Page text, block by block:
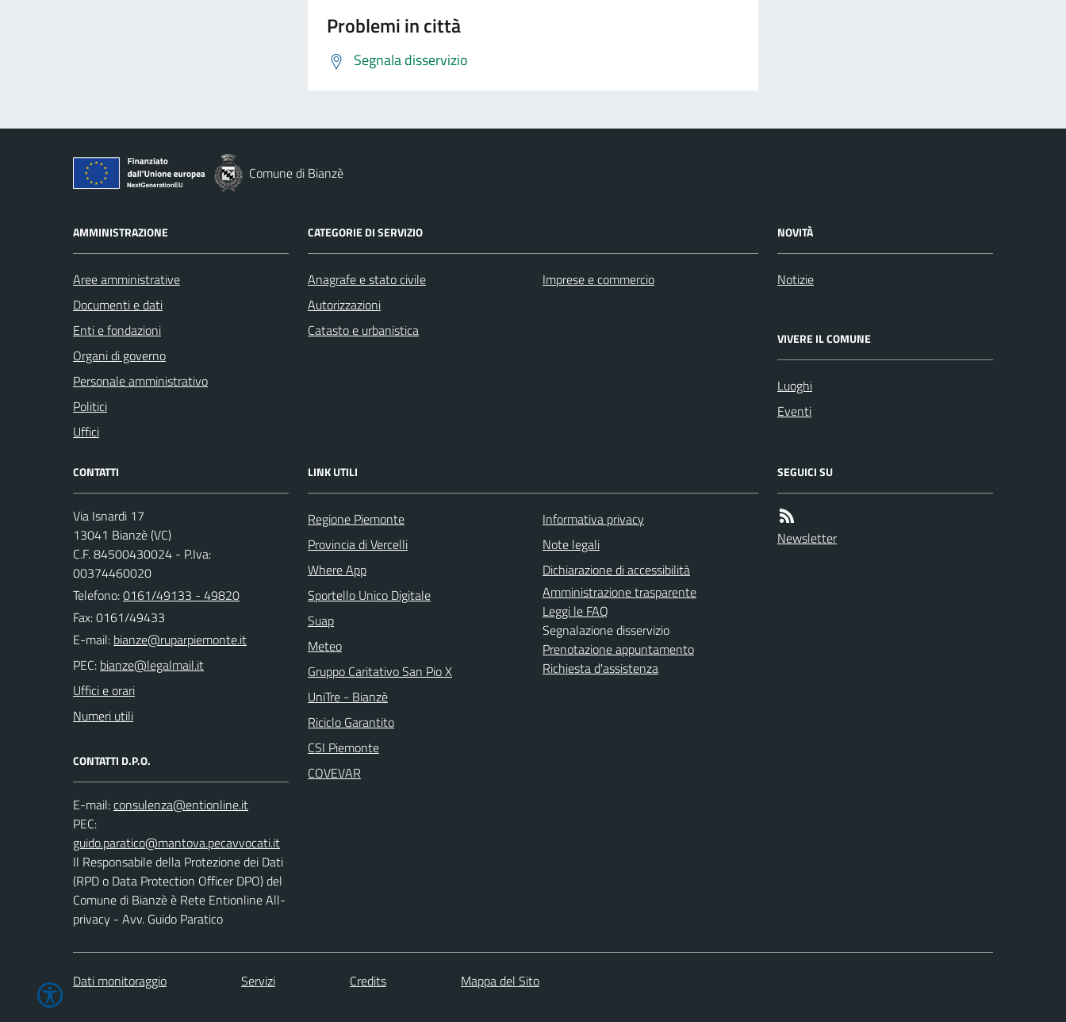
Problemi in città
Segnala disservizio
Comune di Bianzè
AMMINISTRAZIONE
Aree amministrative
Documenti e dati
Enti e fondazioni
Organi di governo
Personale amministrativo
Politici
Uffici
CATEGORIE DI SERVIZIO
Anagrafe e stato civile
Autorizzazioni
Catasto e urbanistica
Imprese e commercio
NOVITÀ
Notizie
VIVERE IL COMUNE
Luoghi
Eventi
CONTATTI
Via Isnardi 17
13041 Bianzè (VC)
C.F. 84500430024 - P.Iva:
00374460020
Telefono:0161/49133 - 49820
Fax: 0161/49433
E-mail:
PEC:
Uffici e orari
Numeri utili
CONTATTI D.P.O.
E-mail:
PEC:
Il Responsabile della Protezione dei Dati
(RPD o Data Protection Officer DPO) del
Comune di Bianzè è Rete Entionline All-
privacy - Avv. Guido Paratico
LINK UTILI
Regione Piemonte
Provincia di Vercelli
Where App
Sportello Unico Digitale
Suap
Meteo
Gruppo Caritativo San Pio X
UniTre - Bianzè
Riciclo Garantito
CSI Piemonte
COVEVAR
Informativa privacy
Note legali
Dichiarazione di accessibilità
Amministrazione trasparente
Leggi le FAQ
Segnalazione disservizio
Prenotazione appuntamento
Richiesta d'assistenza
SEGUICI SU
Newsletter
Dati monitoraggio Servizi Credits Mappa del Sito